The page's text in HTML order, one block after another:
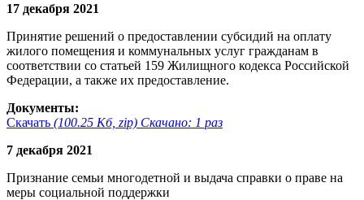
17 декабря 2021
Принятие решений о предоставлении субсидий на оплату
жилого помещения и коммунальных услуг гражданам в
соответствии со статьей 159 Жилищного кодекса Российской
Федерации, а также их предоставление.
Документы:
Скачать (100.25 Кб, zip) Скачано: 1 раз
7 декабря 2021
Признание семьи многодетной и выдача справки о праве на
меры социальной поддержки